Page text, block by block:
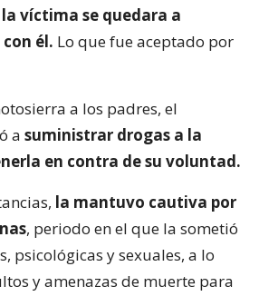
víctima se quedara a
él. Lo que fue aceptado por
a los padres, el
a suministrar drogas a la
en contra de su voluntad.
la mantuvo cautiva por
, periodo en el que la sometió
psicológicas y sexuales, a lo
y amenazas de muerte para